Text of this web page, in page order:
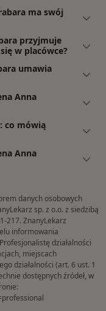
ma swój
przyjmuje
w placówce?
umawia
Anna
co mówią
Anna
danych osobowych
sp. z o.o. z siedzibą
217. ZnanyLekarz
informowania
działalności
miejscach
działalności (art. 6 ust. 1
dostępnych źródeł, w